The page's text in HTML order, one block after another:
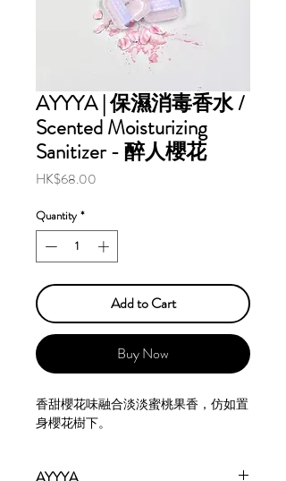
AYYYA | 保濕消毒香水 /
Scented Moisturizing
Sanitizer - 醉人櫻花
HK$68.00
Quantity *
Add to Cart
Buy Now
香甜櫻花味融合淡淡蜜桃果香，仿如置
身櫻花樹下。
AYYYA